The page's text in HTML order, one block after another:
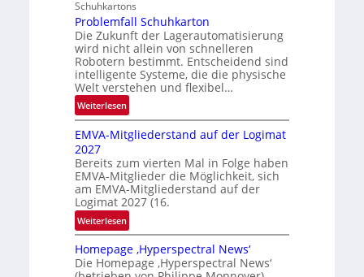
g
e
b
e
r
i
c
h
Schuhkartons
Problemfall Schuhkarton
Die Zukunft der Lagerautomatisierung
wird nicht allein von schnelleren
Robotern bestimmt. Entscheidend sind
intelligente Systeme, die die physische
Welt verstehen und flexibel…
Weiterlesen:
P
r
b
l
e
m
f
l
l
EMVA-Mitgliederstand auf der Logimat
2027
Bereits zum vierten Mal in Folge haben
EMVA-Mitglieder die Möglichkeit, sich
am EMVA-Mitgliederstand auf der
Logimat 2027 (16.
Weiterlesen:
E
M
V
Homepage ‚Hyperspectral News‘
Die Homepage ‚Hyperspectral News‘